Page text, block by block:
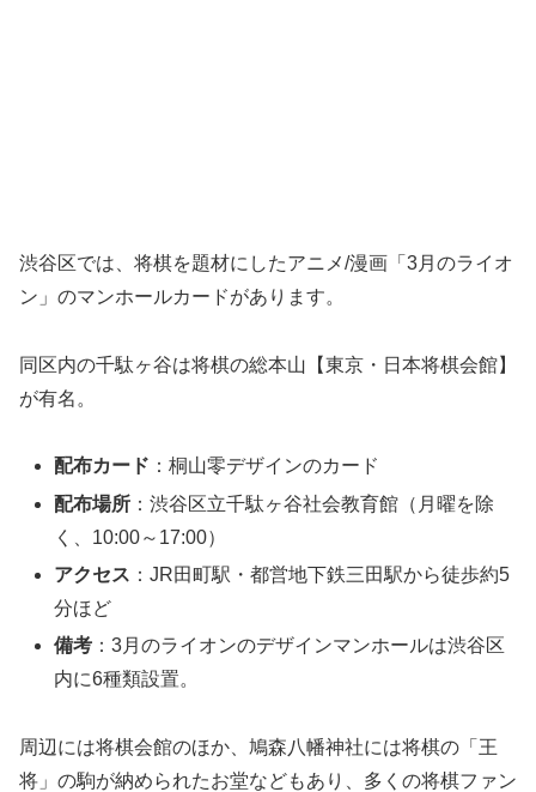
渋谷区では、将棋を題材にしたアニメ/漫画「3月のライオ
ン」のマンホールカードがあります。
同区内の千駄ヶ谷は将棋の総本山【東京・日本将棋会館】
が有名。
配布カード ：桐山零デザインのカード
配布場所 ：渋谷区立千駄ヶ谷社会教育館（月曜を除
く、10:00～17:00）
アクセス ：JR田町駅・都営地下鉄三田駅から徒歩約5
分ほど
備考 ：3月のライオンのデザインマンホールは渋谷区
内に6種類設置。
周辺には将棋会館のほか、鳩森八幡神社には将棋の「王
将」の駒が納められたお堂などもあり、多くの将棋ファン